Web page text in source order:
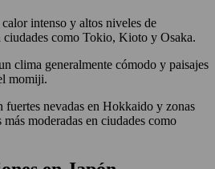
intenso y altos niveles de
ciudades como Tokio, Kioto y Osaka.
clima generalmente cómodo y paisajes
momiji.
nevadas en Hokkaido y zonas
moderadas en ciudades como